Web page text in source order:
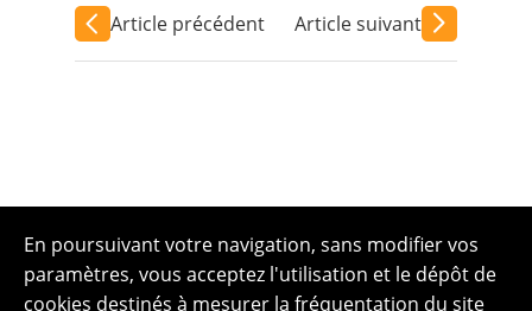
Article précédent Article suivant
En poursuivant votre navigation, sans modifier vos
paramètres, vous acceptez l'utilisation et le dépôt de
cookies destinés à mesurer la fréquentation du site